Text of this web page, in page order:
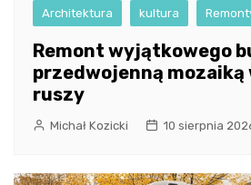
Architektura kultura
Remont wyjątkowego
przedwojenną
ruszy
Michał Kozicki 10 sierpnia